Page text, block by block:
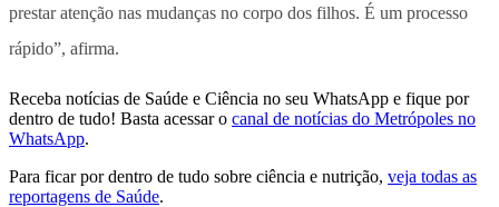
prestar atenção nas mudanças no corpo dos filhos. É um processo
rápido”, afirma.
Receba notícias de Saúde e Ciência no seu WhatsApp e fique por
dentro de tudo! Basta acessar o canal de notícias do Metrópoles no
WhatsApp.
Para ficar por dentro de tudo sobre ciência e nutrição, veja todas as
reportagens de Saúde.